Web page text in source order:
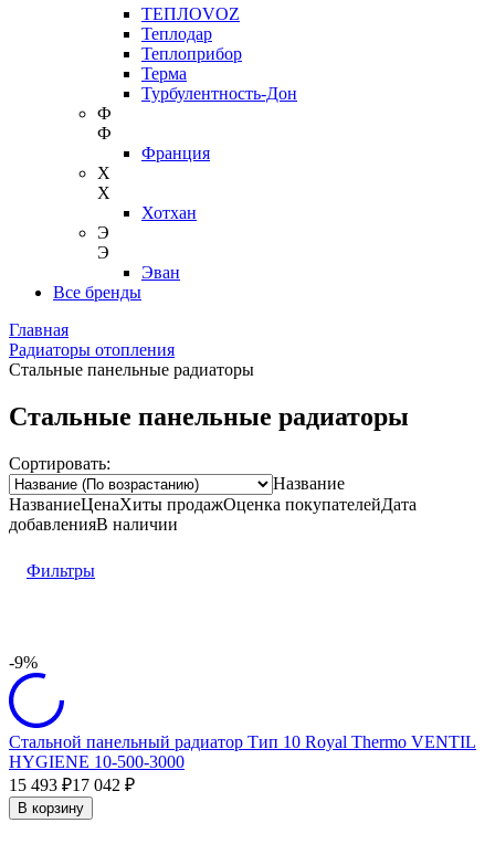
ТЕПЛОVOZ
Теплодар
Теплоприбор
Терма
Турбулентность-Дон
Ф
Ф
Франция
Х
Х
Хотхан
Э
Э
Эван
Все бренды
Главная
Радиаторы отопления
Стальные панельные радиаторы
Стальные панельные радиаторы
Сортировать:
Название
НазваниеЦенаХиты продажОценка покупателейДата
добавленияВ наличии
Фильтры
-9%
Стальной панельный радиатор Тип 10 Royal Thermo VENTIL
HYGIENE 10-500-3000
15 493 ₽17 042 ₽
В корзину